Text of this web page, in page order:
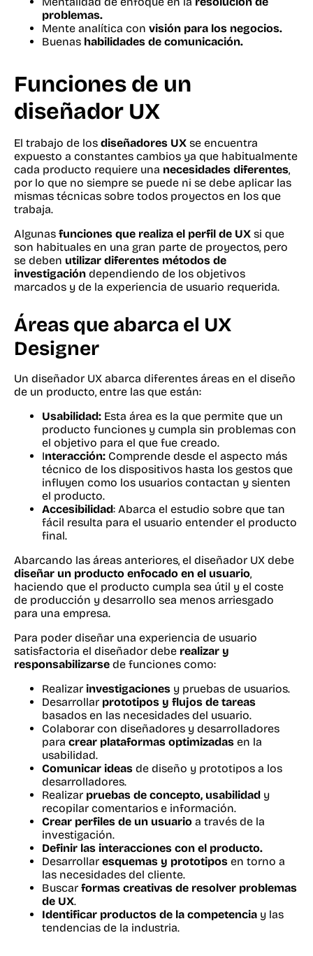
problemas.
Mente analítica con visión para los negocios.
Buenas habilidades de comunicación.
Funciones de un
diseñador UX
El trabajo de los diseñadores UX se encuentra
expuesto a constantes cambios ya que habitualmente
cada producto requiere una necesidades diferentes,
por lo que no siempre se puede ni se debe aplicar las
mismas técnicas sobre todos proyectos en los que
trabaja.
Algunas funciones que realiza el perfil de UX si que
son habituales en una gran parte de proyectos, pero
se deben utilizar diferentes métodos de
investigación dependiendo de los objetivos
marcados y de la experiencia de usuario requerida.
Áreas que abarca el UX
Designer
Un diseñador UX abarca diferentes áreas en el diseño
de un producto, entre las que están:
Usabilidad: Esta área es la que permite que un
producto funciones y cumpla sin problemas con
el objetivo para el que fue creado.
Interacción: Comprende desde el aspecto más
técnico de los dispositivos hasta los gestos que
influyen como los usuarios contactan y sienten
el producto.
Accesibilidad: Abarca el estudio sobre que tan
fácil resulta para el usuario entender el producto
final.
Abarcando las áreas anteriores, el diseñador UX debe
diseñar un producto enfocado en el usuario,
haciendo que el producto cumpla sea útil y el coste
de producción y desarrollo sea menos arriesgado
para una empresa.
Para poder diseñar una experiencia de usuario
satisfactoria el diseñador debe realizar y
responsabilizarse de funciones como:
Realizar investigaciones y pruebas de usuarios.
Desarrollar prototipos y flujos de tareas
basados en las necesidades del usuario.
Colaborar con diseñadores y desarrolladores
para crear plataformas optimizadas en la
usabilidad.
Comunicar ideas de diseño y prototipos a los
desarrolladores.
Realizar pruebas de concepto, usabilidad y
recopilar comentarios e información.
Crear perfiles de un usuario a través de la
investigación.
Definir las interacciones con el producto.
Desarrollar esquemas y prototipos en torno a
las necesidades del cliente.
Buscar formas creativas de resolver problemas
de UX.
Identificar productos de la competencia y las
tendencias de la industria.